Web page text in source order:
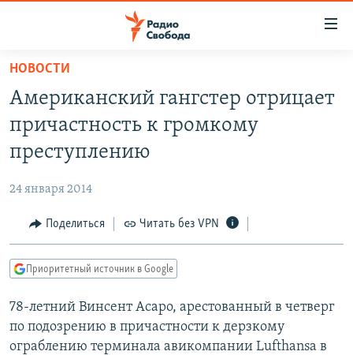
упрощенного
доступа
основному
Вернутся
Вернутся
поиску
ПОДКАСТЫ
АВТОРСКИЕ ПРОЕКТЫ
МНЕНИЯ
КУЛЬТУРА
КАВКАЗ.РЕАЛИИ
СЕВЕР.РЕАЛИИ
СИБИРЬ.РЕАЛИИ
НОВОСТИ
Американский гангстер отрицает
причастность к громкому
преступлению
24 января 2014
Поделиться Читать без VPN
Приоритетный источник в Google
78-летний Винсент Асаро, арестованный в четверг
по подозрению в причастности к дерзкому
ограблению терминала авикомпании Lufthansa в